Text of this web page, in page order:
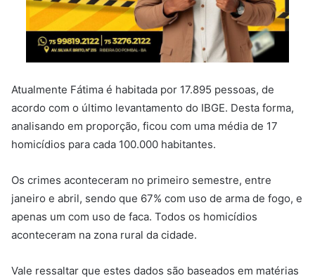
Atualmente Fátima é habitada por 17.895 pessoas, de
acordo com o último levantamento do IBGE. Desta forma,
analisando em proporção, ficou com uma média de 17
homicídios para cada 100.000 habitantes.
Os crimes aconteceram no primeiro semestre, entre
janeiro e abril, sendo que 67% com uso de arma de fogo, e
apenas um com uso de faca. Todos os homicídios
aconteceram na zona rural da cidade.
Vale ressaltar que estes dados são baseados em matérias